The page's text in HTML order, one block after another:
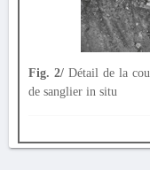
Fig. 2/Détail de la
de sanglier in situ